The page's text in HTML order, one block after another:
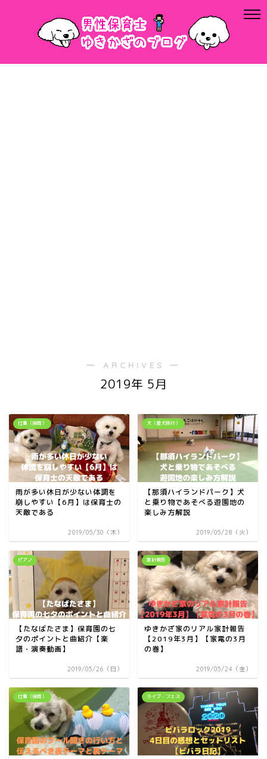
― ARCHIVES ―
2019年 5月
仕事（保育）
雨が多い休日が少ない体調を
崩しやすい【6月】は保育士の
天敵である
2019/05/30（木）
犬（愛犬旅行）
【那須ハイランドパーク】犬
と乗り物であそべる遊園地の
楽しみ方解説
2019/05/28（火）
ピアノ
【たなばたさま】保育園の七
夕のポイントと曲紹介【楽
譜・演奏動画】
2019/05/26（日）
家計報告
ゆきかざ家のリアル家計報告
【2019年3月】【家電の3月
の巻】
2019/05/24（金）
仕事（保育） ライブ・フェス